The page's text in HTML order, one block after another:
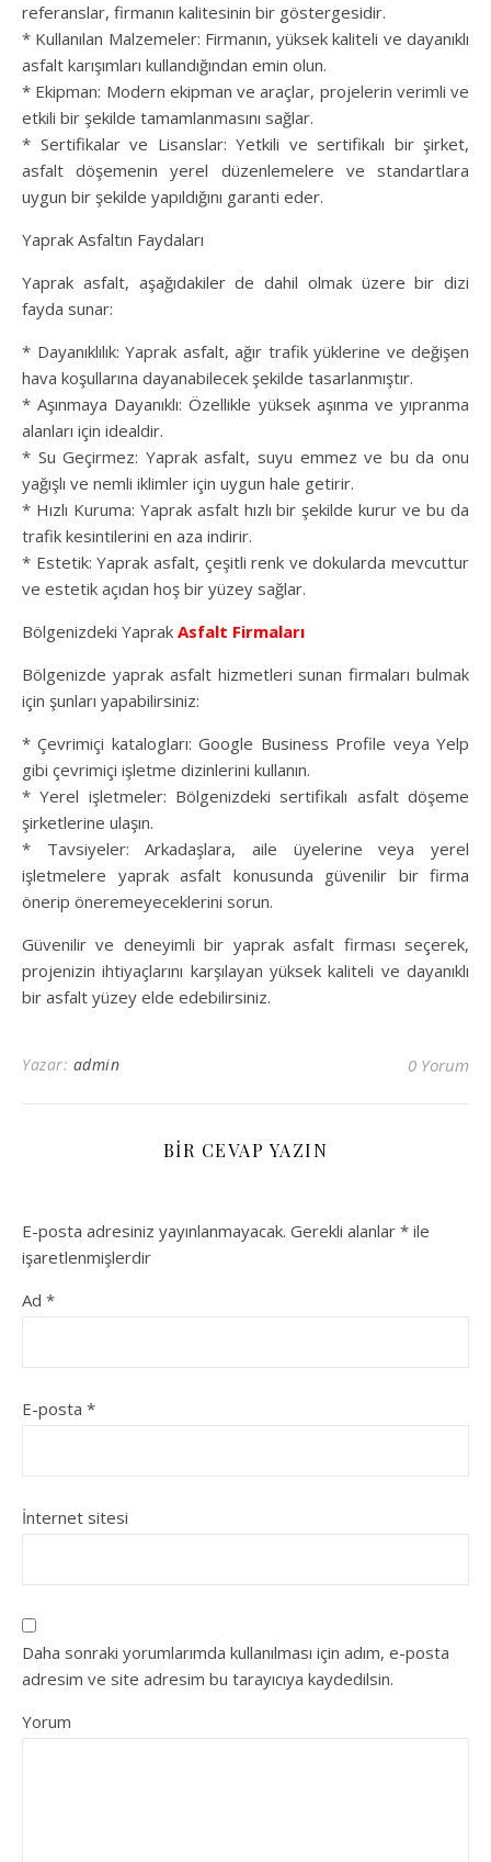
referanslar, firmanın kalitesinin bir göstergesidir.
* Kullanılan Malzemeler: Firmanın, yüksek kaliteli ve dayanıklı
asfalt karışımları kullandığından emin olun.
* Ekipman: Modern ekipman ve araçlar, projelerin verimli ve
etkili bir şekilde tamamlanmasını sağlar.
* Sertifikalar ve Lisanslar: Yetkili ve sertifikalı bir şirket,
asfalt döşemenin yerel düzenlemelere ve standartlara
uygun bir şekilde yapıldığını garanti eder.
Yaprak Asfaltın Faydaları
Yaprak asfalt, aşağıdakiler de dahil olmak üzere bir dizi
fayda sunar:
* Dayanıklılık: Yaprak asfalt, ağır trafik yüklerine ve değişen
hava koşullarına dayanabilecek şekilde tasarlanmıştır.
* Aşınmaya Dayanıklı: Özellikle yüksek aşınma ve yıpranma
alanları için idealdir.
* Su Geçirmez: Yaprak asfalt, suyu emmez ve bu da onu
yağışlı ve nemli iklimler için uygun hale getirir.
* Hızlı Kuruma: Yaprak asfalt hızlı bir şekilde kurur ve bu da
trafik kesintilerini en aza indirir.
* Estetik: Yaprak asfalt, çeşitli renk ve dokularda mevcuttur
ve estetik açıdan hoş bir yüzey sağlar.
Bölgenizdeki Yaprak Asfalt Firmaları
Bölgenizde yaprak asfalt hizmetleri sunan firmaları bulmak
için şunları yapabilirsiniz:
* Çevrimiçi katalogları: Google Business Profile veya Yelp
gibi çevrimiçi işletme dizinlerini kullanın.
* Yerel işletmeler: Bölgenizdeki sertifikalı asfalt döşeme
şirketlerine ulaşın.
* Tavsiyeler: Arkadaşlara, aile üyelerine veya yerel
işletmelere yaprak asfalt konusunda güvenilir bir firma
önerip öneremeyeceklerini sorun.
Güvenilir ve deneyimli bir yaprak asfalt firması seçerek,
projenizin ihtiyaçlarını karşılayan yüksek kaliteli ve dayanıklı
bir asfalt yüzey elde edebilirsiniz.
Yazar: admin 0 Yorum
BIR CEVAP YAZIN
E-posta adresiniz yayınlanmayacak. Gerekli alanlar * ile
işaretlenmişlerdir
Ad *
E-posta *
İnternet sitesi
Daha sonraki yorumlarımda kullanılması için adım, e-posta
adresim ve site adresim bu tarayıcıya kaydedilsin.
Yorum